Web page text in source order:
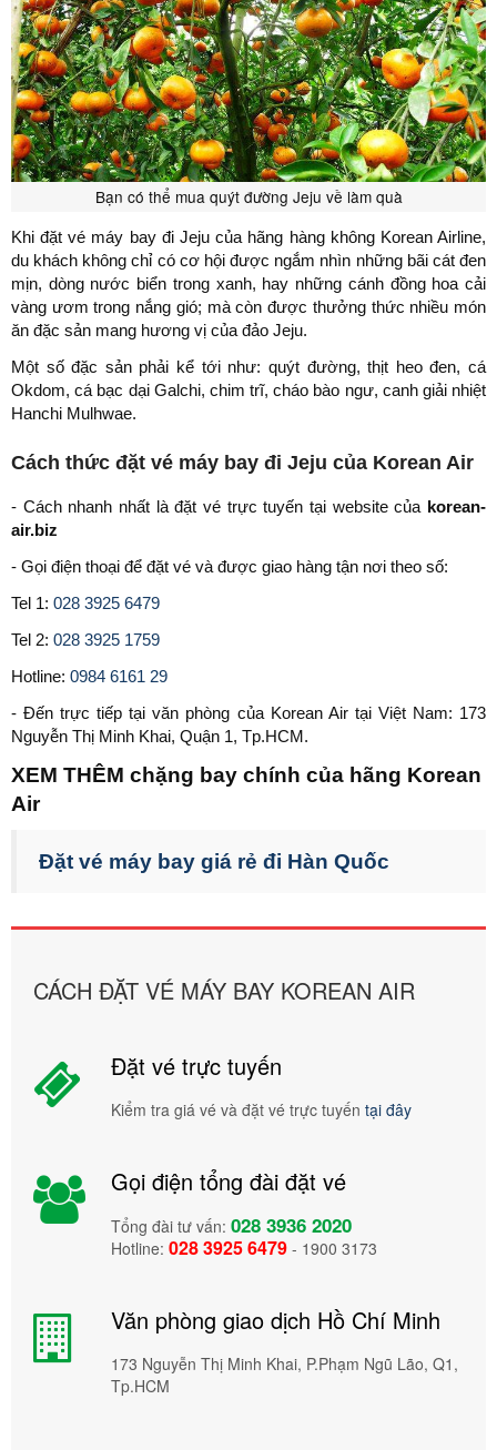
Bạn có thể mua quýt đường Jeju về làm quà
Khi đặt vé máy bay đi Jeju của hãng hàng không Korean Airline,
du khách không chỉ có cơ hội được ngắm nhìn những bãi cát đen
mịn, dòng nước biển trong xanh, hay những cánh đồng hoa cải
vàng ươm trong nắng gió; mà còn được thưởng thức nhiều món
ăn đặc sản mang hương vị của đảo Jeju.
Một số đặc sản phải kể tới như: quýt đường, thịt heo đen, cá
Okdom, cá bạc dại Galchi, chim trĩ, cháo bào ngư, canh giải nhiệt
Hanchi Mulhwae.
Cách thức đặt vé máy bay đi Jeju của Korean Air
- Cách nhanh nhất là đặt vé trực tuyến tại website của korean-
air.biz
- Gọi điện thoại để đặt vé và được giao hàng tận nơi theo số:
Tel 1: 028 3925 6479
Tel 2: 028 3925 1759
Hotline: 0984 6161 29
- Đến trực tiếp tại văn phòng của Korean Air tại Việt Nam: 173
Nguyễn Thị Minh Khai, Quận 1, Tp.HCM.
XEM THÊM chặng bay chính của hãng Korean
Air
Đặt vé máy bay giá rẻ đi Hàn Quốc
CÁCH ĐẶT VÉ MÁY BAY KOREAN AIR
Đặt vé trực tuyến
Kiểm tra giá vé và đặt vé trực tuyến tại đây
Gọi điện tổng đài đặt vé
Tổng đài tư vấn: 028 3936 2020
Hotline: 028 3925 6479 - 1900 3173
Văn phòng giao dịch Hồ Chí Minh
173 Nguyễn Thị Minh Khai, P.Phạm Ngũ Lão, Q1,
Tp.HCM